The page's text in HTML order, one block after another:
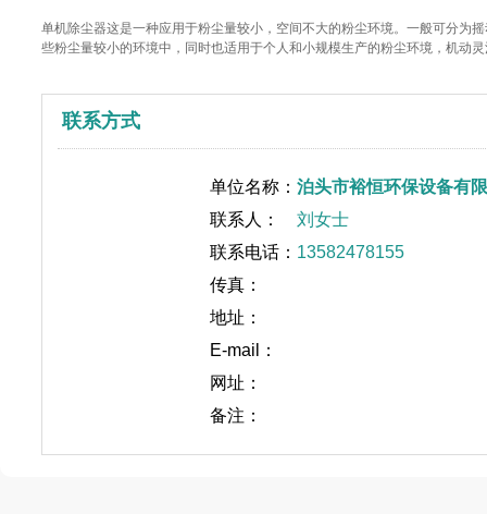
单机除尘器这是一种应用于粉尘量较小，空间不大的粉尘环境。一般可分为
些粉尘量较小的环境中，同时也适用于个人和小规模生产的粉尘环境，机动
联系方式
单位名称： 泊头市裕恒环保设备有
联系人：
刘女士
联系电话： 13582478155
传真：
地址：
E-mail：
网址：
备注：